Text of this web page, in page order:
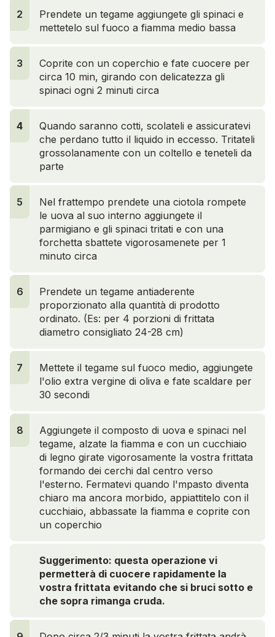
2
Prendete un tegame aggiungete gli spinaci e
mettetelo sul fuoco a fiamma medio bassa
3
Coprite con un coperchio e fate cuocere per
circa 10 min, girando con delicatezza gli
spinaci ogni 2 minuti circa
4
Quando saranno cotti, scolateli e assicuratevi
che perdano tutto il liquido in eccesso. Tritateli
grossolanamente con un coltello e teneteli da
parte
4
5
Nel frattempo prendete una ciotola rompete
le uova al suo interno aggiungete il
parmigiano e gli spinaci tritati e con una
forchetta sbattete vigorosamenete per 1
minuto circa
6
Prendete un tegame antiaderente
proporzionato alla quantità di prodotto
ordinato. (Es: per 4 porzioni di frittata
diametro consigliato 24-28 cm)
7
Mettete il tegame sul fuoco medio, aggiungete
l'olio extra vergine di oliva e fate scaldare per
30 secondi
8
Aggiungete il composto di uova e spinaci nel
tegame, alzate la fiamma e con un cucchiaio
di legno girate vigorosamente la vostra frittata
formando dei cerchi dal centro verso
l'esterno. Fermatevi quando l'mpasto diventa
chiaro ma ancora morbido, appiattitelo con il
cucchiaio, abbassate la fiamma e coprite con
un coperchio
Suggerimento: questa operazione vi
permetterà di cuocere rapidamente la
vostra frittata evitando che si bruci sotto e
che sopra rimanga cruda.